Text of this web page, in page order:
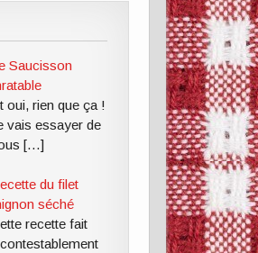
Saucisson
oui, rien que ça !
vais essayer de
[…]
du filet
séché
recette fait